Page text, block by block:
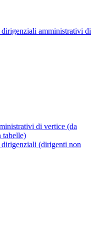
amministrativi di
di vertice (da
tabelle)
(dirigenti non